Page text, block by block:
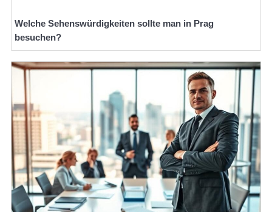
Welche Sehenswürdigkeiten sollte man in Prag
besuchen?